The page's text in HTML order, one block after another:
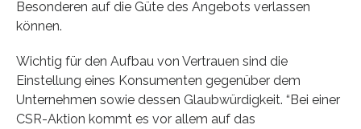
Besonderen auf die Güte des Angebots verlassen
können.
Wichtig für den Aufbau von Vertrauen sind die
Einstellung eines Konsumenten gegenüber dem
Unternehmen sowie dessen Glaubwürdigkeit. “Bei einer
CSR-Aktion kommt es vor allem auf das